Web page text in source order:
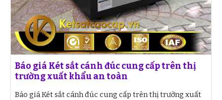
Báo giá Két sắt cánh đúc cung cấp trên thị
trường xuất khẩu an toàn
Báo giá Két sắt cánh đúc cung cấp trên thị trường xuất